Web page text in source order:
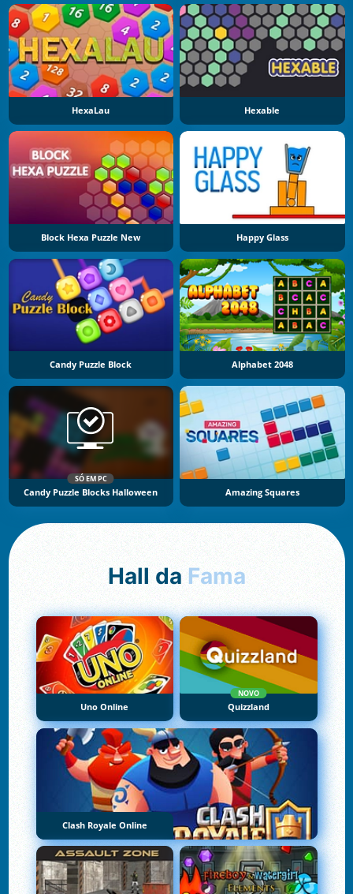
HexaLau Hexable
Block Hexa Puzzle New Happy Glass
Candy Puzzle Block Alphabet 2048
SÓ EM PC
Candy Puzzle Blocks Halloween Amazing Squares
Hall da Fama
Uno Online
NOVO
Quizzland
Clash Royale Online